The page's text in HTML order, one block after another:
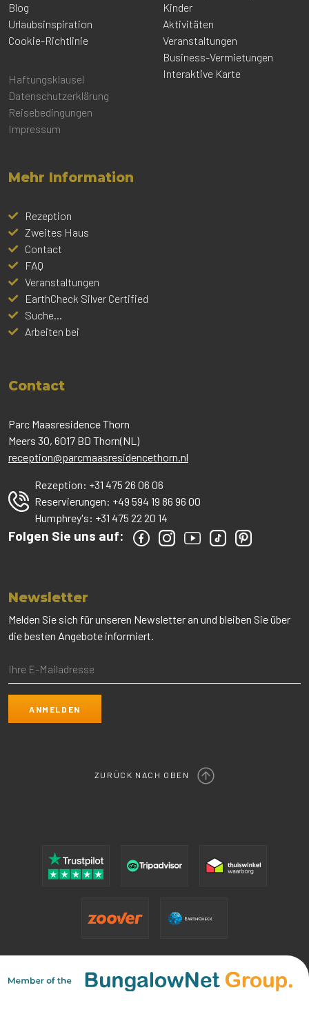
Blog
Urlaubsinspiration
Cookie-Richtlinie
Haftungsklausel
Datenschutzerklärung
Reisebedingungen
Impressum
Kinder
Aktivitäten
Veranstaltungen
Business-Vermietungen
Interaktive Karte
Mehr Information
Rezeption
Zweites Haus
Contact
FAQ
Veranstaltungen
EarthCheck Silver Certified
Suche...
Arbeiten bei
Contact
Parc Maasresidence Thorn
Meers 30, 6017 BD Thorn(NL)
reception@parcmaasresidencethorn.nl
Rezeption: +31 475 26 06 06
Reservierungen: +49 594 19 86 96 00
Humphrey's: +31 475 22 20 14
Folgen Sie uns auf:
Newsletter
Melden Sie sich für unseren Newsletter an und bleiben Sie über
die besten Angebote informiert.
ZURÜCK NACH OBEN